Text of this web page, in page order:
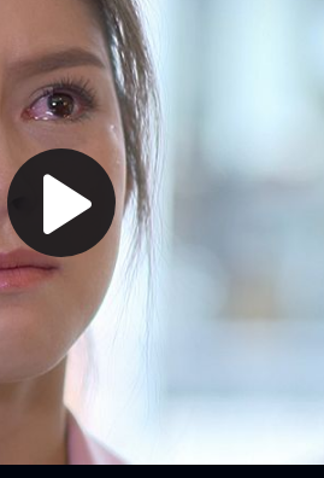
Play
Video